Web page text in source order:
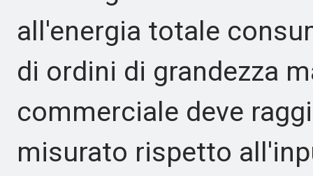
all'energia totale
di ordini di grandezza
commerciale deve
misurato rispetto